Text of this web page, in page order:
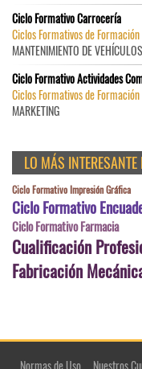
Ciclo Formativo Carrocería
Ciclos Formativos de
MANTENIMIENTO DE VEHÍCULOS
Ciclo Formativo Actividades
Ciclos Formativos de
MARKETING
LO MÁS
Ciclo Formativo Impresión Gráfica
Ciclo Formativo
Ciclo Formativo Farmacia
Cualificación
Fabricación